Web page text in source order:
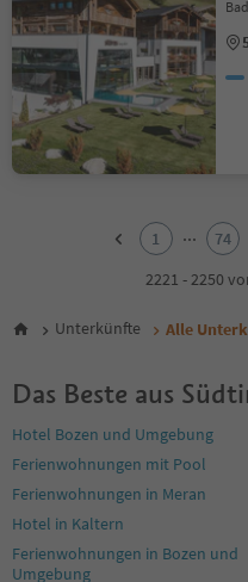
6
9
11
12
13
14
16
1 ... 74
2221 - 2250
Unterkünfte Alle
Das Beste aus
Hotel Bozen und Umgebung
Ferienwohnungen mit Pool
Ferienwohnungen in Meran
Hotel in Kaltern
Ferienwohnungen in Bozen und
Umgebung